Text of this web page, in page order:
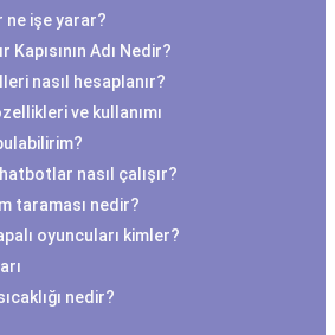
işe yarar?
Kapısının Adı Nedir?
nasıl hesaplanır?
ve kullanımı
nasıl çalışır?
taraması nedir?
oyuncuları kimler?
nedir?